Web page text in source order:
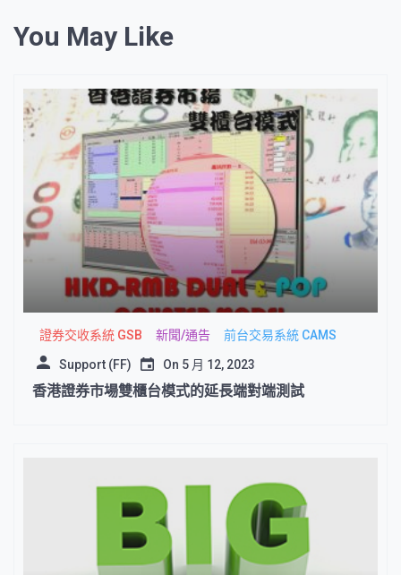
You May Like
證券交收系統 GSB 新聞/通告 前台交易系統 CAMS
Support (FF) On 5 月 12, 2023
香港證券市場雙櫃台模式的延長端對端測試